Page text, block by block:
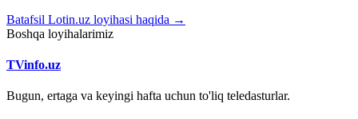
Batafsil Lotin.uz loyihasi haqida →
Boshqa loyihalarimiz
TVinfo.uz
Bugun, ertaga va keyingi hafta uchun to'liq teledasturlar.